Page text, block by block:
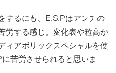
するにも、E.S.Pはアンチの
労する感じ。変化表や粒高か
ィアボリックスペシャルを使
苦労させられると思いま